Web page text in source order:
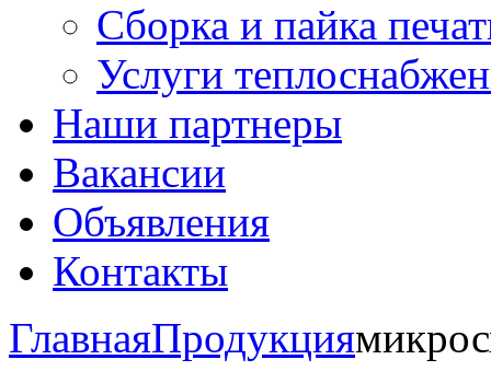
Сборка и пайка
Услуги
Наши партнеры
Вакансии
Объявления
Контакты
ГлавнаяПродукция